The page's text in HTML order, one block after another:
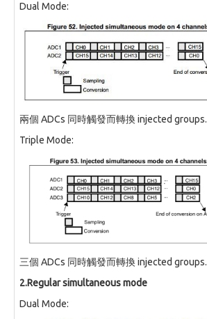
Dual Mode:
兩個 ADCs 同時觸發而轉換 injected groups.
Triple Mode:
三個 ADCs 同時觸發而轉換 injected groups.
2.Regular simultaneous mode
Dual Mode: